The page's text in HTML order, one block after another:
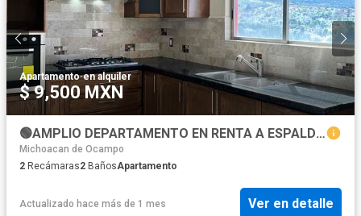
Apartamento·en alquiler
$ 9,500 MXN
🟢AMPLIO DEPARTAMENTO EN RENTA A ESPALDAS DEL OXXO QUE ESTÁ FRENTE AL TEC DE MONTERREY (Zona Altozano)🟢
Michoacan de Ocampo
2 Recámaras2 BañosApartamento
Actualizado hace más de 1 mes Ver en detalle